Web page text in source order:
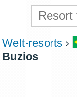
Welt-resorts
Buzios